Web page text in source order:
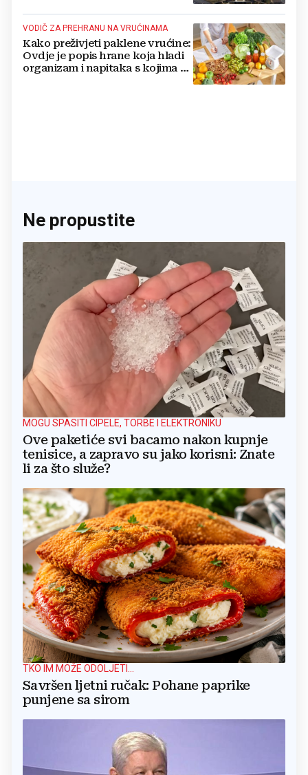
VODIČ ZA PREHRANU NA VRUĆINAMA
Kako preživjeti paklene vrućine:
Ovdje je popis hrane koja hladi
organizam i napitaka s kojima si
Ne propustite
MOGU SPASITI CIPELE, TORBE I ELEKTRONIKU
Ove paketiće svi bacamo nakon kupnje
tenisice, a zapravo su jako korisni: Znate
li za što služe?
TKO IM MOŽE ODOLJETI...
Savršen ljetni ručak: Pohane paprike
punjene sa sirom